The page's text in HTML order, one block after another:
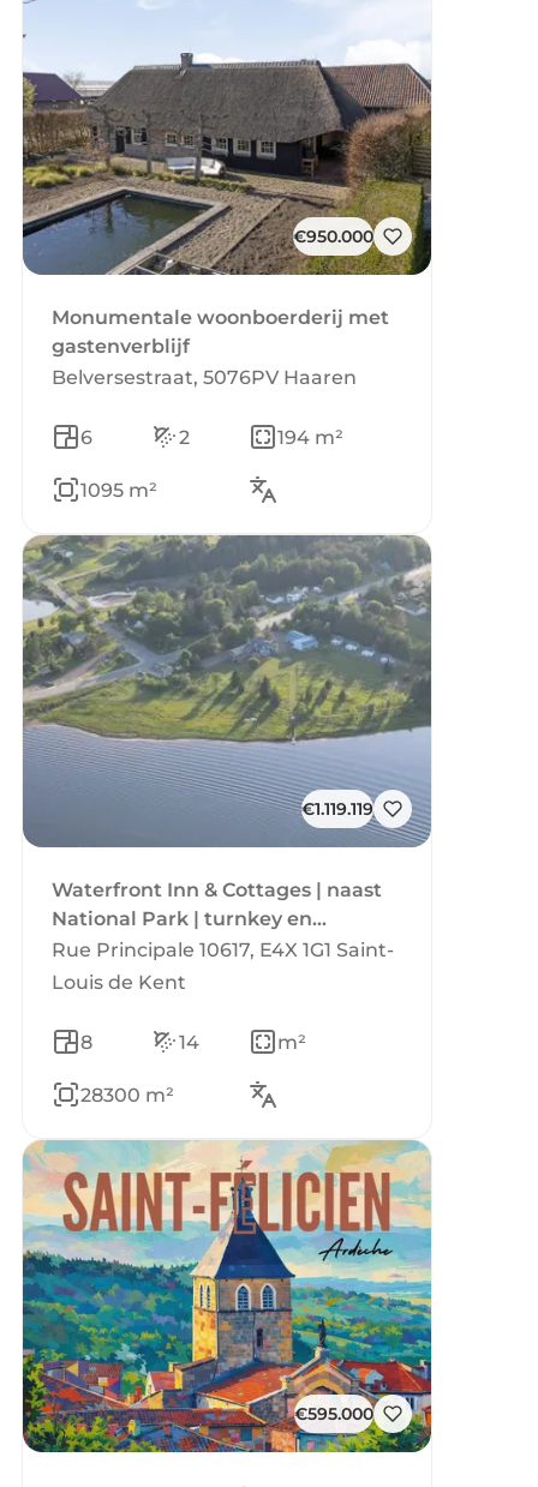
€950.000
Monumentale woonboerderij met
gastenverblijf
Belversestraat, 5076PV Haaren
6 2 194 m²
1095 m²
€1.119.119
Waterfront Inn & Cottages | naast
National Park | turnkey en
goedlopend
Rue Principale 10617, E4X 1G1 Saint-
Louis de Kent
8 14 m²
28300 m²
€595.000